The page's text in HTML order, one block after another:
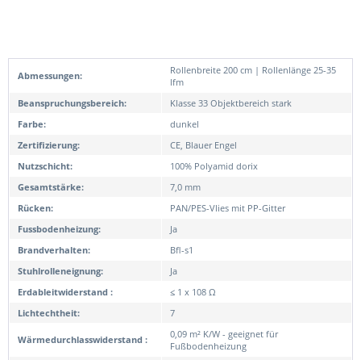
Abmessungen:
Rollenbreite 200 cm | Rollenlänge 25-35
lfm
Beanspruchungsbereich:
Klasse 33 Objektbereich stark
Farbe:
dunkel
Zertifizierung:
CE, Blauer Engel
Nutzschicht:
100% Polyamid dorix
Gesamtstärke:
7,0 mm
Rücken:
PAN/PES-Vlies mit PP-Gitter
Fussbodenheizung:
Ja
Brandverhalten:
Bfl-s1
Stuhlrolleneignung:
Ja
Erdableitwiderstand :
≤ 1 x 108 Ω
Lichtechtheit:
7
Wärmedurchlasswiderstand :
0,09 m² K/W - geeignet für
Fußbodenheizung